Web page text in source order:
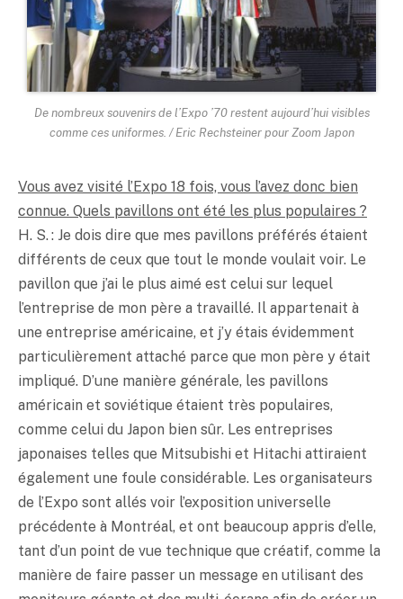
De nombreux souvenirs de l’Expo ’70 restent aujourd’hui visibles
comme ces uniformes. / Eric Rechsteiner pour Zoom Japon
Vous avez visité l’Expo 18 fois, vous l’avez donc bien
connue. Quels pavillons ont été les plus populaires ?
H. S. : Je dois dire que mes pavillons préférés étaient
différents de ceux que tout le monde voulait voir. Le
pavillon que j’ai le plus aimé est celui sur lequel
l’entreprise de mon père a travaillé. Il appartenait à
une entreprise américaine, et j’y étais évidemment
particulièrement attaché parce que mon père y était
impliqué. D’une manière générale, les pavillons
américain et soviétique étaient très populaires,
comme celui du Japon bien sûr. Les entreprises
japonaises telles que Mitsubishi et Hitachi attiraient
également une foule considérable. Les organisateurs
de l’Expo sont allés voir l’exposition universelle
précédente à Montréal, et ont beaucoup appris d’elle,
tant d’un point de vue technique que créatif, comme la
manière de faire passer un message en utilisant des